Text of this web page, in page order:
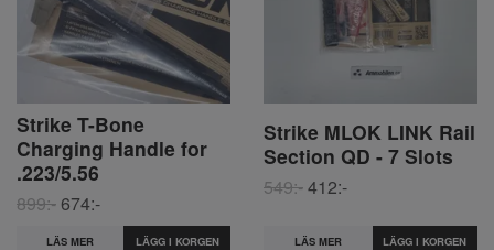
Strike T-Bone
Charging Handle for
.223/5.56
899:- 674:-
LÄS MER LÄGG I KORGEN
Strike MLOK LINK Rail
Section QD - 7 Slots
549:-412:-
LÄS MER